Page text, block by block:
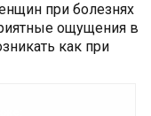
при болезнях
ощущения в
как при